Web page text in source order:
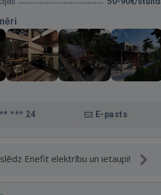
*** 24 E-pasts
Enefit elektrību un ietaupi!